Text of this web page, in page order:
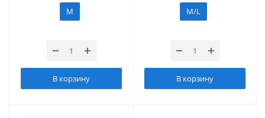
M
В корзину
M/L
В корзину